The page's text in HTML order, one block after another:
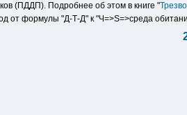
(ПДДП). Подробнее об этом в книге "
от формулы "Д-Т-Д" к "Ч=>S=>среда